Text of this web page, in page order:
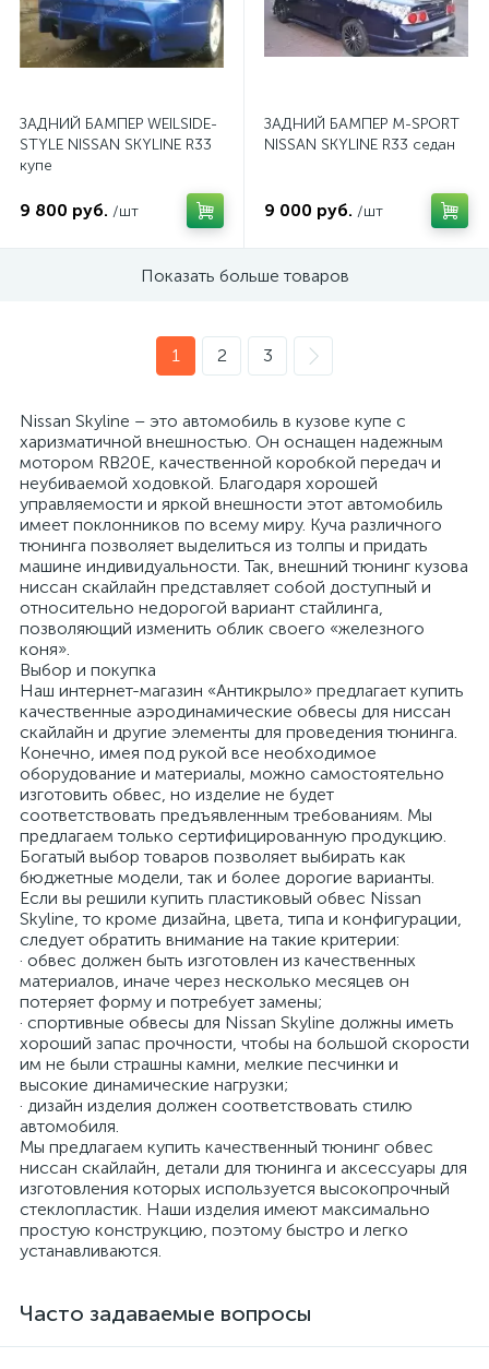
ЗАДНИЙ БАМПЕР WEILSIDE-
STYLE NISSAN SKYLINE R33
купе
9 800 руб. /шт
ЗАДНИЙ БАМПЕР M-SPORT
NISSAN SKYLINE R33 седан
9 000 руб. /шт
Показать больше товаров
1 2 3
Nissan Skyline – это автомобиль в кузове купе с
харизматичной внешностью. Он оснащен надежным
мотором RB20E, качественной коробкой передач и
неубиваемой ходовкой. Благодаря хорошей
управляемости и яркой внешности этот автомобиль
имеет поклонников по всему миру. Куча различного
тюнинга позволяет выделиться из толпы и придать
машине индивидуальности. Так, внешний тюнинг кузова
ниссан скайлайн представляет собой доступный и
относительно недорогой вариант стайлинга,
позволяющий изменить облик своего «железного
коня».
Выбор и покупка
Наш интернет-магазин «Антикрыло» предлагает купить
качественные аэродинамические обвесы для ниссан
скайлайн и другие элементы для проведения тюнинга.
Конечно, имея под рукой все необходимое
оборудование и материалы, можно самостоятельно
изготовить обвес, но изделие не будет
соответствовать предъявленным требованиям. Мы
предлагаем только сертифицированную продукцию.
Богатый выбор товаров позволяет выбирать как
бюджетные модели, так и более дорогие варианты.
Если вы решили купить пластиковый обвес Nissan
Skyline, то кроме дизайна, цвета, типа и конфигурации,
следует обратить внимание на такие критерии:
· обвес должен быть изготовлен из качественных
материалов, иначе через несколько месяцев он
потеряет форму и потребует замены;
· спортивные обвесы для Nissan Skyline должны иметь
хороший запас прочности, чтобы на большой скорости
им не были страшны камни, мелкие песчинки и
высокие динамические нагрузки;
· дизайн изделия должен соответствовать стилю
автомобиля.
Мы предлагаем купить качественный тюнинг обвес
ниссан скайлайн, детали для тюнинга и аксессуары для
изготовления которых используется высокопрочный
стеклопластик. Наши изделия имеют максимально
простую конструкцию, поэтому быстро и легко
устанавливаются.
Часто задаваемые вопросы